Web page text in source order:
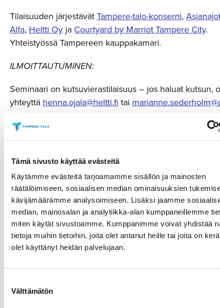
Tämä sivusto käyttää evästeitä
Käytämme evästeitä tarjoamamme sisällön ja mainosten
räätälöimiseen, sosiaalisen median ominaisuuksien
kävijämäärämme analysoimiseen. Lisäksi jaamme
median, mainosalan ja analytiikka-alan kumppaneillemme
miten käytät sivustoamme. Kumppanimme voivat yhdistää
tietoja muihin tietoihin, joita olet antanut heille tai joita on
olet käyttänyt heidän palvelujaan.
valinta
Välttämätön
SHARE
Tilaisuuden järjestävätTampere-talo-konserni,
Alfa, Heltti Oy ja Courtyard by Marriot Tampere City.
Yhteistyössä Tampereen kauppakamari.
ILMOITTAUTUMINEN:
Seminaari on kutsuvierastilaisuus – jos haluat kutsun,
yhteyttä henna.ojala@heltti.fi tai
Oletko median edustaja ja haluat mukaan
ilmoittautumislinkin.
LUE LISÄÄ